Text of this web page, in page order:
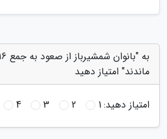
ماندند" امتیاز دهید
امتیاز دهید:1
2
3
4